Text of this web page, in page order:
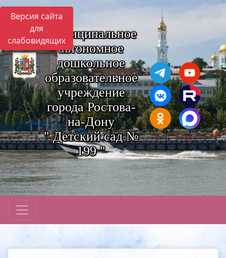
Версия сайта
для
слабовидящихМуниципальное
автономное
дошкольное
образовательное
учреждение
города Ростова-
на-Дону
" Детский сад №
199 "